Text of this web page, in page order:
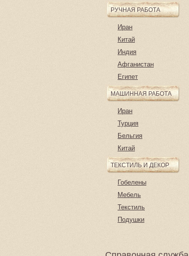
РУЧНАЯ РАБОТА
Иран
Китай
Индия
Афганистан
Египет
МАШИННАЯ РАБОТА
Иран
Турция
Бельгия
Китай
ТЕКСТИЛЬ И ДЕКОР
Гобелены
Мебель
Текстиль
Подушки